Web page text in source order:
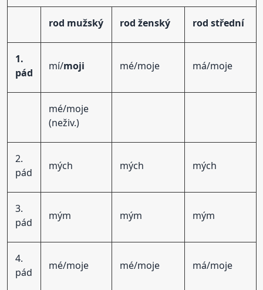
rod mužský rod ženský rod střední
1.
pád
mí/moji mé/moje má/moje
mé/moje
(neživ.)
2.
pád
mých mých mých
3.
pád
mým mým mým
4.
pád
mé/moje mé/moje má/moje